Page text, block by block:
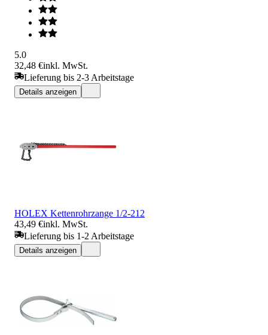
5.0
32,48 €inkl. MwSt.
Lieferung bis 2-3 Arbeitstage
Details anzeigen
HOLEX Kettenrohrzange 1/2-212
43,49 €inkl. MwSt.
Lieferung bis 1-2 Arbeitstage
Details anzeigen